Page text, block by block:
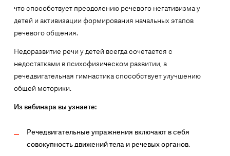
что способствует преодолению речевого негативизма у
детей и активизации формирования начальных этапов
речевого общения.
Недоразвитие речи у детей всегда сочетается с
недостатками в психофизическом развитии, а
речедвигательная гимнастика способствует улучшению
общей моторики.
Из вебинара вы узнаете:
Речедвигательные упражнения включают в себя
совокупность движений тела и речевых органов.